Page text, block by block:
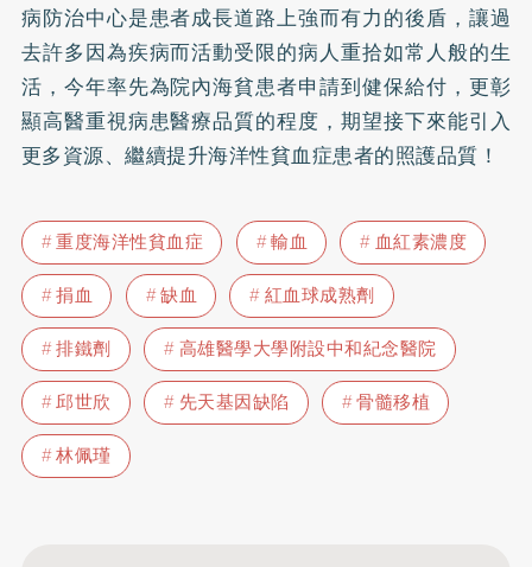
病防治中心是患者成長道路上強而有力的後盾，讓過
去許多因為疾病而活動受限的病人重拾如常人般的生
活，今年率先為院內海貧患者申請到健保給付，更彰
顯高醫重視病患醫療品質的程度，期望接下來能引入
更多資源、繼續提升海洋性貧血症患者的照護品質！
重度海洋性貧血症 輸血
血紅素濃度
捐血
缺血
紅血球成熟劑
排鐵劑
高雄醫學大學附設中和紀念醫院
邱世欣
先天基因缺陷
骨髓移植
林佩瑾